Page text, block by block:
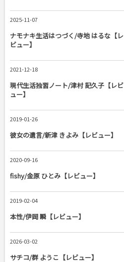
2025-11-07
ナモナキ生活はつづく/寺地 はるな【レ
ビュー】
2021-12-18
現代生活独習ノート/津村 記久子【レビ
ュー】
2019-01-26
彼女の遺言/新津 きよみ【レビュー】
2020-09-16
fishy/金原 ひとみ【レビュー】
2019-02-04
本性/伊岡 瞬【レビュー】
2026-03-02
サチコ/群 ようこ【レビュー】